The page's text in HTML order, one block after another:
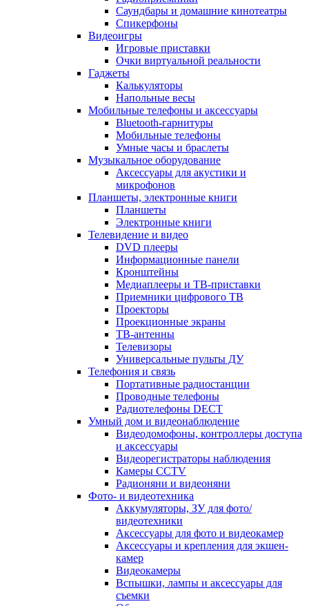
Саундбары и домашние кинотеатры
Спикерфоны
Видеоигры
Игровые приставки
Очки виртуальной реальности
Гаджеты
Калькуляторы
Напольные весы
Мобильные телефоны и аксессуары
Bluetooth-гарнитуры
Мобильные телефоны
Умные часы и браслеты
Музыкальное оборудование
Аксессуары для акустики и
микрофонов
Планшеты, электронные книги
Планшеты
Электронные книги
Телевидение и видео
DVD плееры
Информационные панели
Кронштейны
Медиаплееры и ТВ-приставки
Приемники цифрового ТВ
Проекторы
Проекционные экраны
ТВ-антенны
Телевизоры
Универсальные пульты ДУ
Телефония и связь
Портативные радиостанции
Проводные телефоны
Радиотелефоны DECT
Умный дом и видеонаблюдение
Видеодомофоны, контроллеры доступа
и аксессуары
Видеорегистраторы наблюдения
Камеры CCTV
Радионяни и видеоняни
Фото- и видеотехника
Аккумуляторы, ЗУ для фото/
видеотехники
Аксессуары для фото и видеокамер
Аксессуары и крепления для экшен-
камер
Видеокамеры
Вспышки, лампы и аксессуары для
съемки